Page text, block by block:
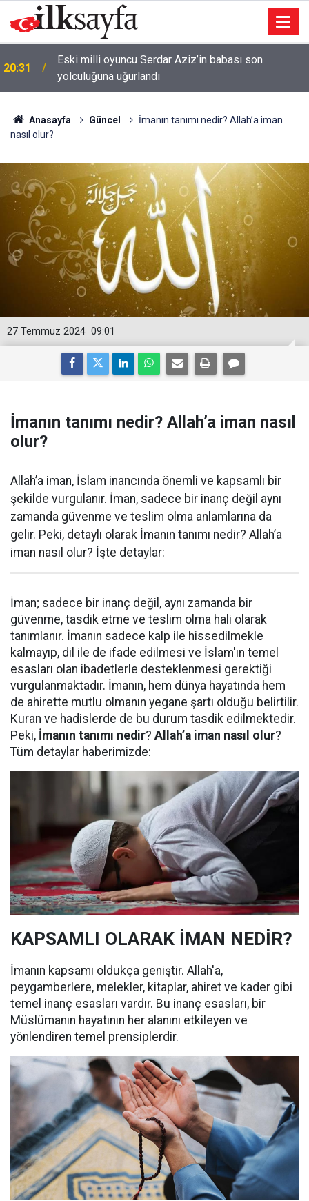
20:31
Eski milli oyuncu Serdar Aziz’in babası son
yolculuğuna uğurlandı
Anasayfa Güncel
İmanın tanımı nedir? Allah’a iman
nasıl olur?
09:01
27 Temmuz 2024
İmanın tanımı nedir? Allah’a iman nasıl
olur?
Allah’a iman, İslam inancında önemli ve kapsamlı bir
şekilde vurgulanır. İman, sadece bir inanç değil aynı
zamanda güvenme ve teslim olma anlamlarına da
gelir. Peki, detaylı olarak İmanın tanımı nedir? Allah’a
iman nasıl olur? İşte detaylar:
İman; sadece bir inanç değil, aynı zamanda bir
güvenme, tasdik etme ve teslim olma hali olarak
tanımlanır. İmanın sadece kalp ile hissedilmekle
kalmayıp, dil ile de ifade edilmesi ve İslam'ın temel
esasları olan ibadetlerle desteklenmesi gerektiği
vurgulanmaktadır. İmanın, hem dünya hayatında hem
de ahirette mutlu olmanın yegane şartı olduğu belirtilir.
Kuran ve hadislerde de bu durum tasdik edilmektedir.
Peki, İmanın tanımı nedir? Allah’a iman nasıl olur?
Tüm detaylar haberimizde:
KAPSAMLI OLARAK İMAN NEDİR?
İmanın kapsamı oldukça geniştir. Allah'a,
peygamberlere, melekler, kitaplar, ahiret ve kader gibi
temel inanç esasları vardır. Bu inanç esasları, bir
Müslümanın hayatının her alanını etkileyen ve
yönlendiren temel prensiplerdir.